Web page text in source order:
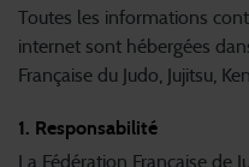
Toutes les informations
internet sont hébergées
Française du Judo, Jujitsu,
1. Responsabilité
La Fédération Française de